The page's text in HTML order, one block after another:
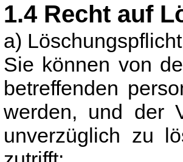
1.4 Recht auf
a) Löschungspflicht
Sie können von
betreffenden
werden, und der
unverzüglich zu